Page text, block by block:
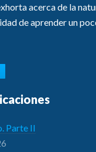
acerca de la
de aprender un
Parte II